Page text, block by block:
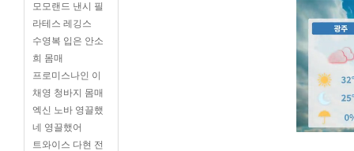
모모랜드 낸시 필
라테스 레깅스
수영복 입은 안소
희 몸매
프로미스나인 이
채영 청바지 몸매
엑신 노바 영끌했
네 영끌했어
트와이스 다현 전